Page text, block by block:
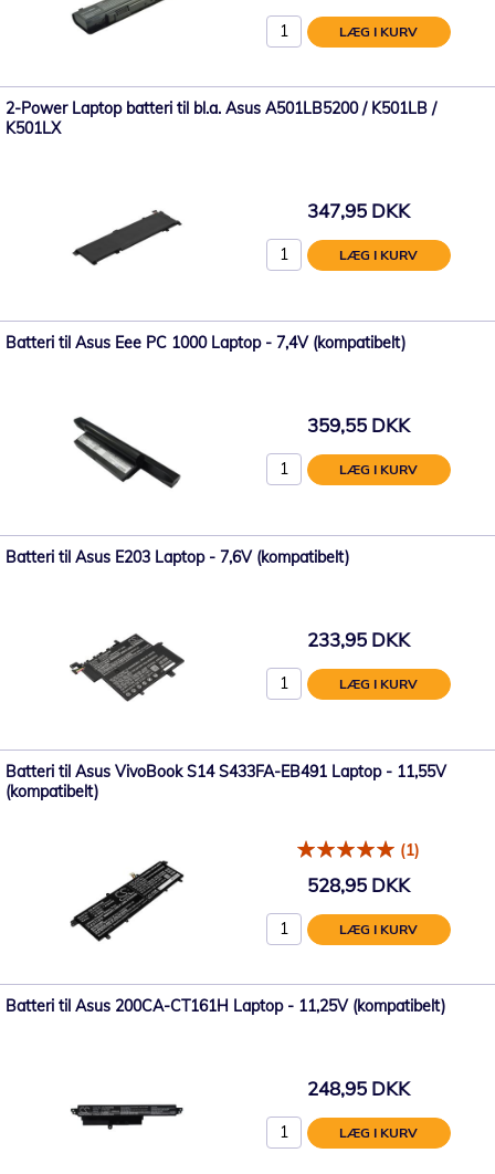
LÆG I KURV
2-Power Laptop batteri til bl.a. Asus A501LB5200 / K501LB /
K501LX
347,95 DKK
LÆG I KURV
Batteri til Asus Eee PC 1000 Laptop - 7,4V (kompatibelt)
359,55 DKK
LÆG I KURV
Batteri til Asus E203 Laptop - 7,6V (kompatibelt)
233,95 DKK
LÆG I KURV
Batteri til Asus VivoBook S14 S433FA-EB491 Laptop - 11,55V
(kompatibelt)
(1)
528,95 DKK
LÆG I KURV
Batteri til Asus 200CA-CT161H Laptop - 11,25V (kompatibelt)
248,95 DKK
LÆG I KURV